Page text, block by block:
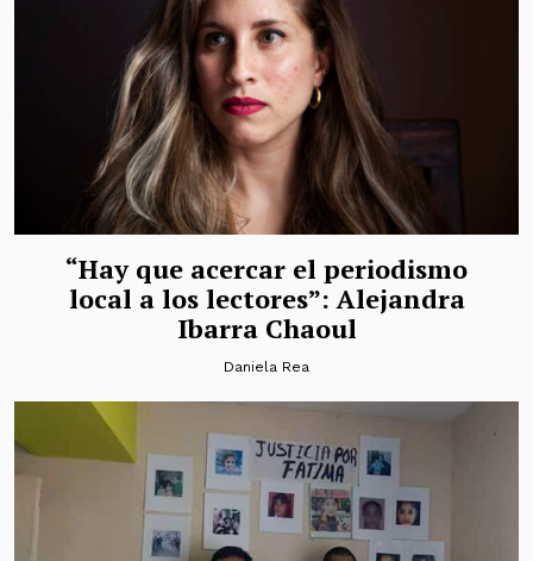
“Hay que acercar el periodismo
local a los lectores”: Alejandra
Ibarra Chaoul
Daniela Rea